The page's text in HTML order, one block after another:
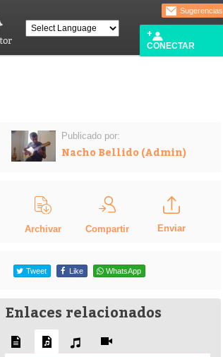
Sugerencias
CONECTAR
Publicado por:
Nacho Bellido (Admin)
Archivar Compartir Enviar
Tweet Like WhatsApp
Enlaces relacionados